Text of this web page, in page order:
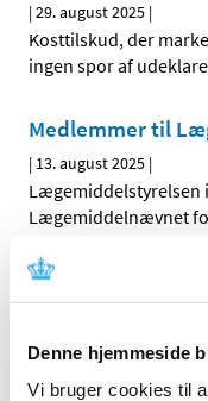
Denne hjemmeside
Vi bruger cookies til
|29. august 2025 |
Kosttilskud, der
ingen spor af
Medlemmer til
| 13. august 2025 |
Lægemiddelstyrelsen
Lægemiddelnævnet
Årets fokus ved
Fokus på
Lægemiddelstyrelsen